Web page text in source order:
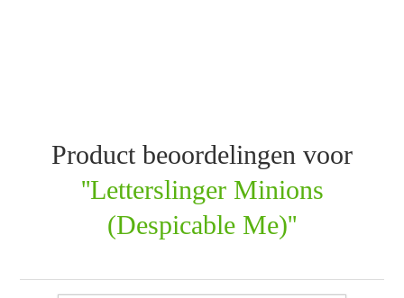
Product beoordelingen voor
Letterslinger Minions
(Despicable Me)